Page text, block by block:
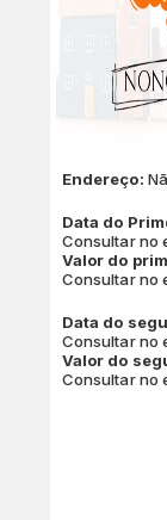
Endereço:
Data do
Consultar no
Valor do
Consultar no
Data do
Consultar no
Valor do
Consultar no